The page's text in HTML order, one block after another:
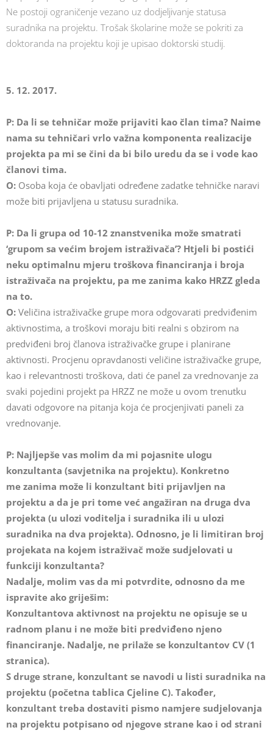
Ne postoji ograničenje vezano uz dodjeljivanje statusa
suradnika na projektu. Trošak školarine može se pokriti za
doktoranda na projektu koji je upisao doktorski studij.
5. 12. 2017.
P: Da li se tehničar može prijaviti kao član tima? Naime
nama su tehničari vrlo važna komponenta realizacije
projekta pa mi se čini da bi bilo uredu da se i vode kao
članovi tima.
O: Osoba koja će obavljati određene zadatke tehničke naravi
može biti prijavljena u statusu suradnika.
P: Da li grupa od 10-12 znanstvenika može smatrati
‘grupom sa većim brojem istraživača’? Htjeli bi postići
neku optimalnu mjeru troškova financiranja i broja
istraživača na projektu, pa me zanima kako HRZZ gleda
na to.
O: Veličina istraživačke grupe mora odgovarati predviđenim
aktivnostima, a troškovi moraju biti realni s obzirom na
predviđeni broj članova istraživačke grupe i planirane
aktivnosti. Procjenu opravdanosti veličine istraživačke grupe,
kao i relevantnosti troškova, dati će panel za vrednovanje za
svaki pojedini projekt pa HRZZ ne može u ovom trenutku
davati odgovore na pitanja koja će procjenjivati paneli za
vrednovanje.
P: Najljepše vas molim da mi pojasnite ulogu
konzultanta (savjetnika na projektu). Konkretno
me zanima može li konzultant biti prijavljen na
projektu a da je pri tome već angažiran na druga dva
projekta (u ulozi voditelja i suradnika ili u ulozi
suradnika na dva projekta). Odnosno, je li limitiran broj
projekata na kojem istraživač može sudjelovati u
funkciji konzultanta?
Nadalje, molim vas da mi potvrdite, odnosno da me
ispravite ako griješim:
Konzultantova aktivnost na projektu ne opisuje se u
radnom planu i ne može biti predviđeno njeno
financiranje. Nadalje, ne prilaže se konzultantov CV (1
stranica).
S druge strane, konzultant se navodi u listi suradnika na
projektu (početna tablica Cjeline C). Također,
konzultant treba dostaviti pismo namjere sudjelovanja
na projektu potpisano od njegove strane kao i od strani